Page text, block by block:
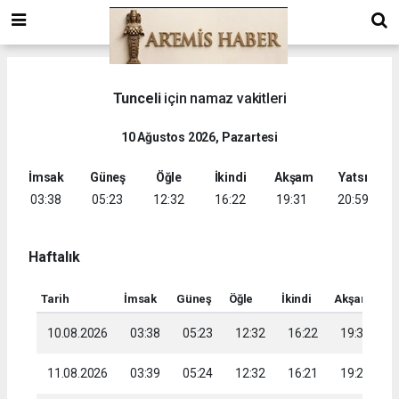
Tunceliiçin namaz vakitleri
10 Ağustos 2026, Pazartesi
İmsak
03:38
Güneş
05:23
Öğle
12:32
İkindi
16:22
Akşam
19:31
Yatsı
20:59
Haftalık
Tarih İmsak Güneş Öğle İkindi Akşam
10.08.2026 03:38 05:23 12:32 16:22 19:31
11.08.2026 03:39 05:24 12:32 16:21 19:29